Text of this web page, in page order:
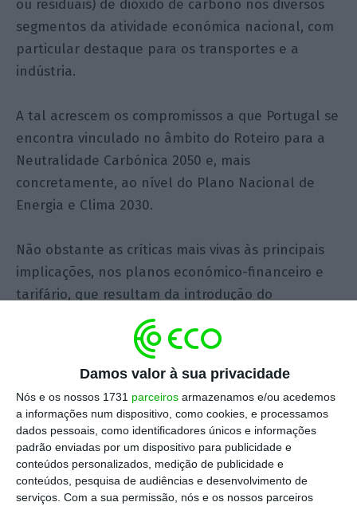
Damos valor à sua privacidade
Nós e os nossos 1731 parceiros armazenamos e/ou acedemos
a informações num dispositivo, como cookies, e processamos
dados pessoais, como identificadores únicos e informações
padrão enviadas por um dispositivo para publicidade e
conteúdos personalizados, medição de publicidade e
conteúdos, pesquisa de audiências e desenvolvimento de
serviços. Com a sua permissão, nós e os nossos parceiros
ou residuais) de dióxido de carbono nos diversos
segmentos da atividade económica nacional, com
particular destaque para os transportes e a
indústria.
A tal acrescem os compromissos a que Portugal se
encontra vinculado no âmbito do Roteiro para a
Neutralidade Carbónica 2050 e, mais
concretamente, ao nível do Plano Nacional de
Energia e Clima 2030.
Não obstante as críticas mais vivas às principais
implicações, nos planos económico-financeiro e
tarifário, que resultam da introdução do
Hidrogénio e respetivos regimes de produção, o
passo dado pelo decisor público nacional está em
linha com as melhores práticas e tendências
existentes à escala internacional e, em particular,
no contexto da União Europeia.
Este aspeto é facilmente comprovável não
apenas pelos elucidativos dados fornecidos pela
International Energy Agency, no seu relatório de